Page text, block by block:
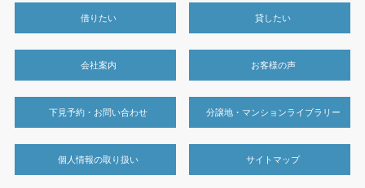
借りたい 貸したい
会社案内 お客様の声
下見予約・お問い合わせ 分譲地・マンションライブラリー
個人情報の取り扱い サイトマップ